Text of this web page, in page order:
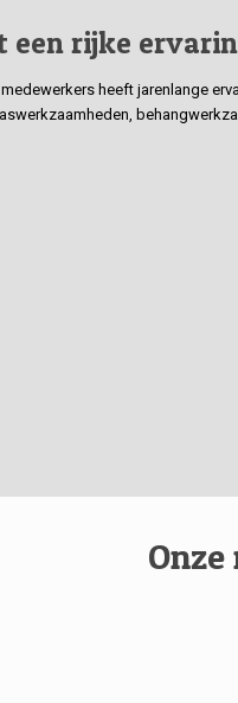
een rijke
heeft jarenlange